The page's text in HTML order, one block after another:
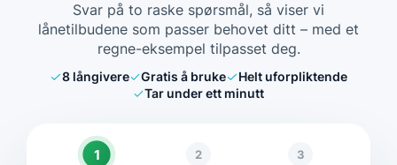
Svar på to raske spørsmål, så viser vi
lånetilbudene som passer behovet ditt – med et
regne-eksempel tilpasset deg.
8långivere Gratis å bruke
Helt uforpliktende
Tar under ett minutt
1 2 3